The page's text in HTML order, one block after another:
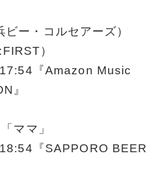
ー・コルセアーズ）
）
『Amazon Music
』
ママ」
『SAPPORO BEER